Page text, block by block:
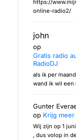
https://
online-radio2/
john
op
Gratis radio
RadioDJ
als ik per
wand ik wil
Gunter
op Krijg
Wij zijn op 1
, dus volop in